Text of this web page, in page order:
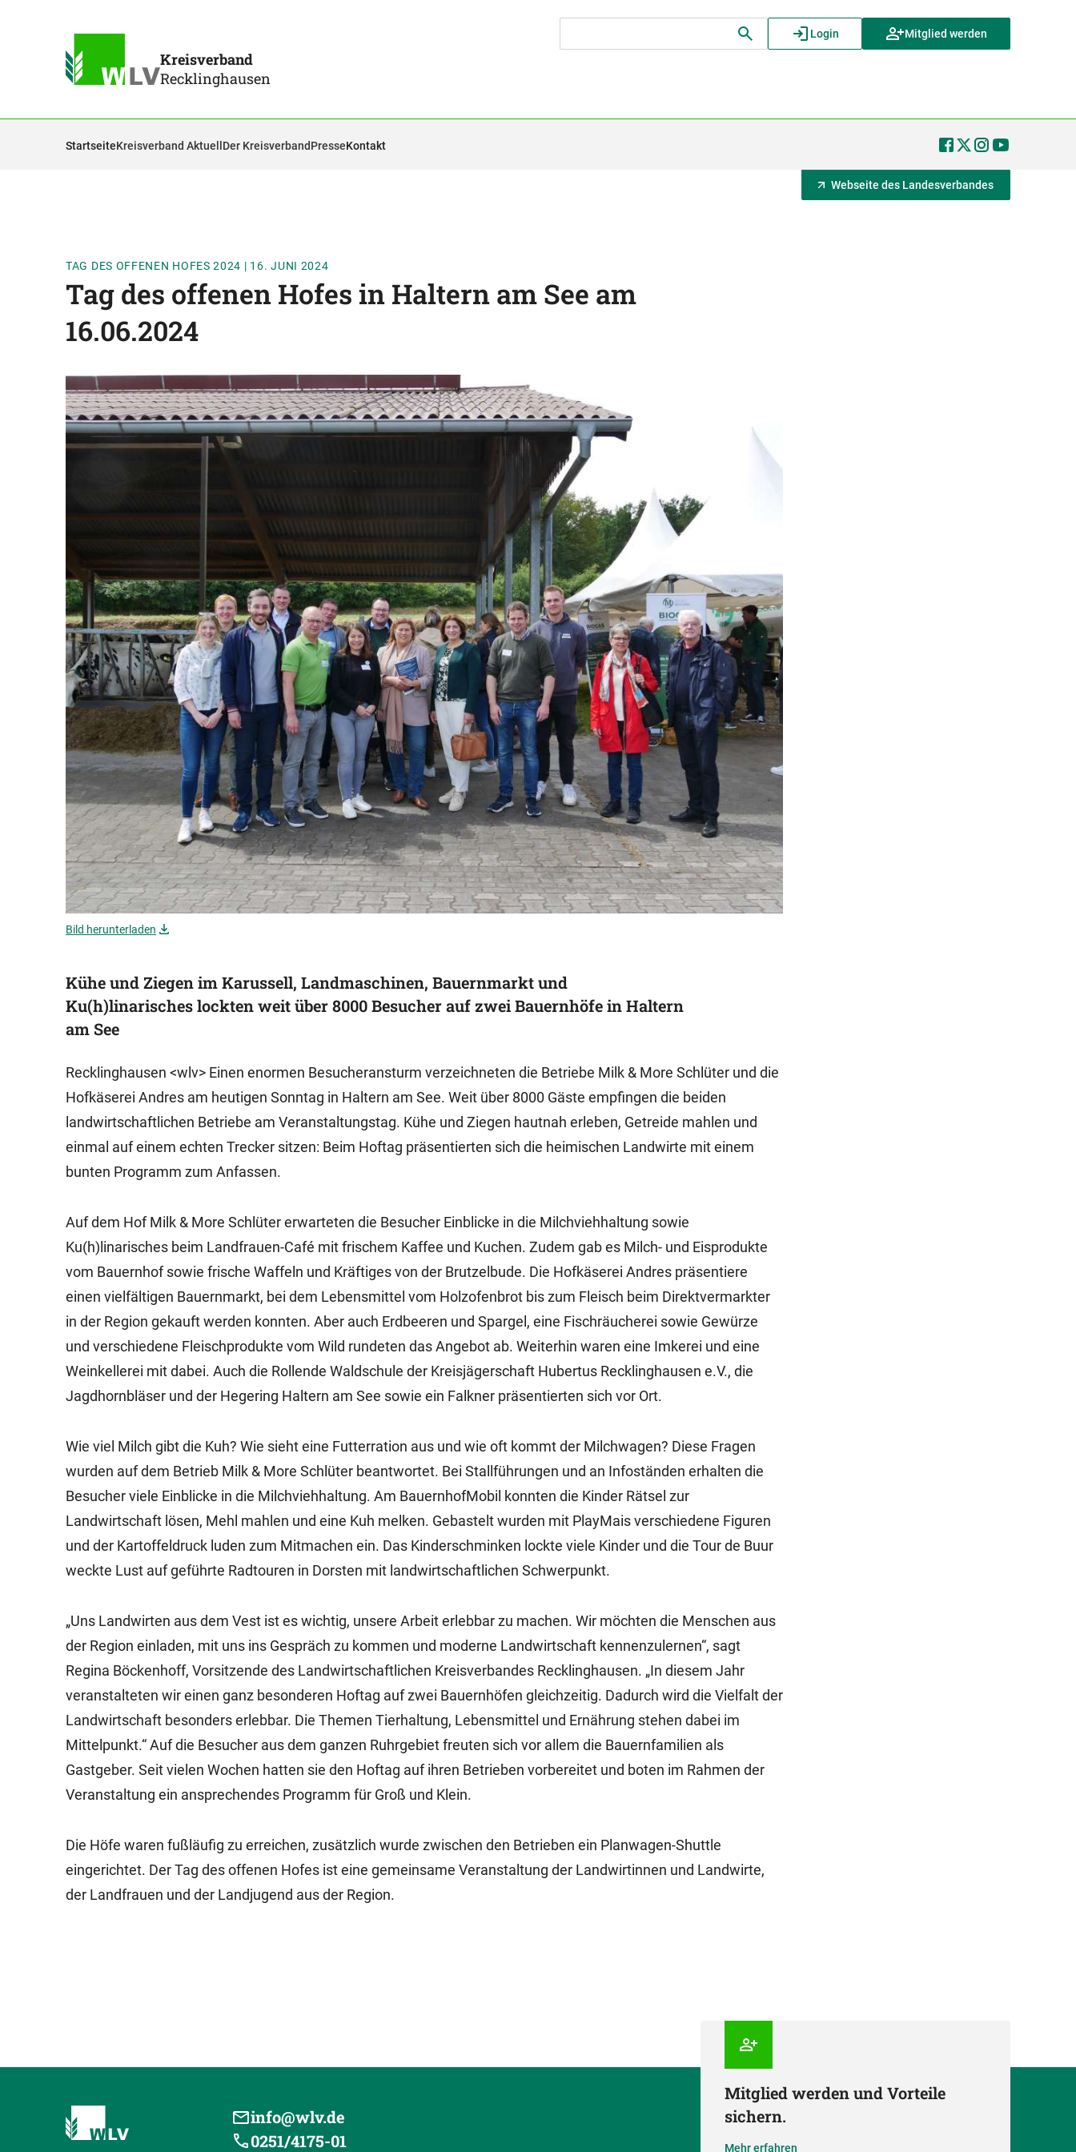
Kreisverband
Recklinghausen
Login Mitglied werden
StartseiteKreisverband Aktuell Der KreisverbandPresseKontakt
Webseite des Landesverbandes
TAG DES OFFENEN HOFES 2024 | 16. JUNI 2024
Tag des offenen Hofes in Haltern am See am
16.06.2024
Bild herunterladen
Kühe und Ziegen im Karussell, Landmaschinen, Bauernmarkt und
Ku(h)linarisches lockten weit über 8000 Besucher auf zwei Bauernhöfe in Haltern
am See
Recklinghausen <wlv> Einen enormen Besucheransturm verzeichneten die Betriebe Milk & More Schlüter und die
Hofkäserei Andres am heutigen Sonntag in Haltern am See. Weit über 8000 Gäste empfingen die beiden
landwirtschaftlichen Betriebe am Veranstaltungstag. Kühe und Ziegen hautnah erleben, Getreide mahlen und
einmal auf einem echten Trecker sitzen: Beim Hoftag präsentierten sich die heimischen Landwirte mit einem
bunten Programm zum Anfassen.
Auf dem Hof Milk & More Schlüter erwarteten die Besucher Einblicke in die Milchviehhaltung sowie
Ku(h)linarisches beim Landfrauen-Café mit frischem Kaffee und Kuchen. Zudem gab es Milch- und Eisprodukte
vom Bauernhof sowie frische Waffeln und Kräftiges von der Brutzelbude. Die Hofkäserei Andres präsentiere
einen vielfältigen Bauernmarkt, bei dem Lebensmittel vom Holzofenbrot bis zum Fleisch beim Direktvermarkter
in der Region gekauft werden konnten. Aber auch Erdbeeren und Spargel, eine Fischräucherei sowie Gewürze
und verschiedene Fleischprodukte vom Wild rundeten das Angebot ab. Weiterhin waren eine Imkerei und eine
Weinkellerei mit dabei. Auch die Rollende Waldschule der Kreisjägerschaft Hubertus Recklinghausen e.V., die
Jagdhornbläser und der Hegering Haltern am See sowie ein Falkner präsentierten sich vor Ort.
Wie viel Milch gibt die Kuh? Wie sieht eine Futterration aus und wie oft kommt der Milchwagen? Diese Fragen
wurden auf dem Betrieb Milk & More Schlüter beantwortet. Bei Stallführungen und an Infoständen erhalten die
Besucher viele Einblicke in die Milchviehhaltung. Am BauernhofMobil konnten die Kinder Rätsel zur
Landwirtschaft lösen, Mehl mahlen und eine Kuh melken. Gebastelt wurden mit PlayMais verschiedene Figuren
und der Kartoffeldruck luden zum Mitmachen ein. Das Kinderschminken lockte viele Kinder und die Tour de Buur
weckte Lust auf geführte Radtouren in Dorsten mit landwirtschaftlichen Schwerpunkt.
„Uns Landwirten aus dem Vest ist es wichtig, unsere Arbeit erlebbar zu machen. Wir möchten die Menschen aus
der Region einladen, mit uns ins Gespräch zu kommen und moderne Landwirtschaft kennenzulernen“, sagt
Regina Böckenhoff, Vorsitzende des Landwirtschaftlichen Kreisverbandes Recklinghausen. „In diesem Jahr
veranstalteten wir einen ganz besonderen Hoftag auf zwei Bauernhöfen gleichzeitig. Dadurch wird die Vielfalt der
Landwirtschaft besonders erlebbar. Die Themen Tierhaltung, Lebensmittel und Ernährung stehen dabei im
Mittelpunkt.“ Auf die Besucher aus dem ganzen Ruhrgebiet freuten sich vor allem die Bauernfamilien als
Gastgeber. Seit vielen Wochen hatten sie den Hoftag auf ihren Betrieben vorbereitet und boten im Rahmen der
Veranstaltung ein ansprechendes Programm für Groß und Klein.
Die Höfe waren fußläufig zu erreichen, zusätzlich wurde zwischen den Betrieben ein Planwagen-Shuttle
eingerichtet. Der Tag des offenen Hofes ist eine gemeinsame Veranstaltung der Landwirtinnen und Landwirte,
der Landfrauen und der Landjugend aus der Region.
Mitglied werden und Vorteile
sichern.
Mehr erfahren
info@wlv.de
0251/4175-01